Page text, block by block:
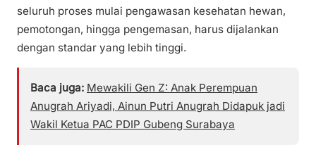
seluruh proses mulai pengawasan kesehatan hewan,
pemotongan, hingga pengemasan, harus dijalankan
dengan standar yang lebih tinggi.
Baca juga: Mewakili Gen Z: Anak Perempuan
Anugrah Ariyadi, Ainun Putri Anugrah Didapuk jadi
Wakil Ketua PAC PDIP Gubeng Surabaya